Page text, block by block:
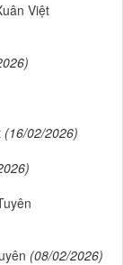
Việt
(16/02/2026)
(08/02/2026)